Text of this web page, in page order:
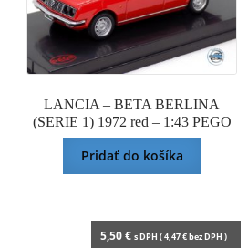
LANCIA – BETA BERLINA
(SERIE 1) 1972 red – 1:43 PEGO
Pridať do košíka
5,50€ s DPH (4,47€bez DPH )